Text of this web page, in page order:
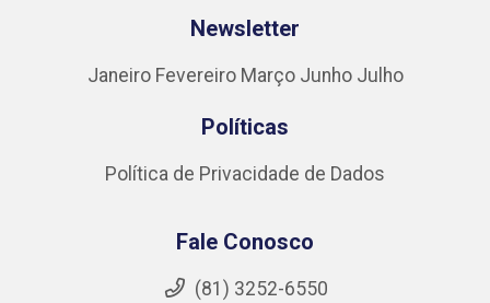
Newsletter
Janeiro Fevereiro Março Junho Julho
Políticas
Política de Privacidade de Dados
Fale Conosco
(81) 3252-6550